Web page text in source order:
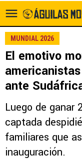
MUNDIAL 2026
El emotivo
ante
Luego de ganar
captada
familiares que
inauguración.